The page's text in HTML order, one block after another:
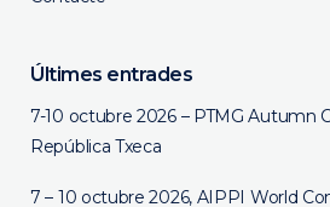
Últimes entrades
7-10 octubre 2026 – PTMG Autumn
República Txeca
7 – 10 octubre 2026, AIPPI World